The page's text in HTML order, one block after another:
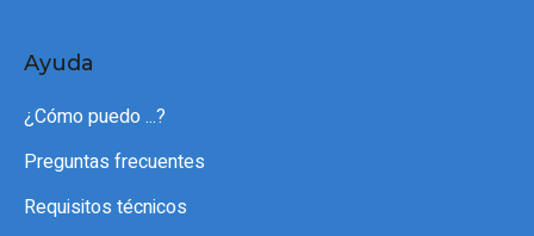
Ayuda
¿Cómo puedo ...?
Preguntas frecuentes
Requisitos técnicos